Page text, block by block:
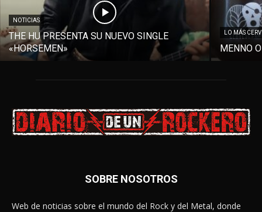
NOTICIAS
THE HU PRESENTA SU NUEVO SINGLE
«HORSEMEN»
LO MÁS
MENNO
SOBRE NOSOTROS
Web de noticias sobre el mundo del Rock y del Metal, donde